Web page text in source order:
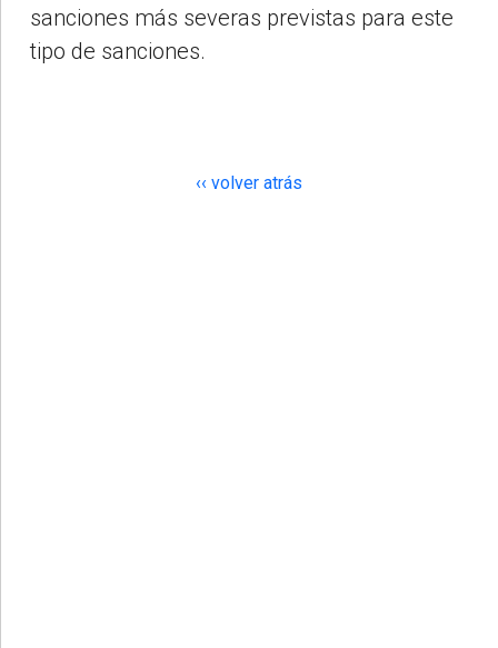
sanciones más severas previstas para este
tipo de sanciones.
‹‹ volver atrás